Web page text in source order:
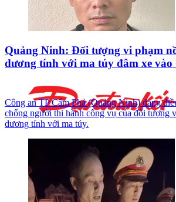
Quảng Ninh: Đối tượng vi phạm
dương tính với ma túy đâm xe vào
Công an TP Cẩm Phả (Quảng Ninh) đang
chống người thi hành công vụ của đối tượng
dương tính với ma túy.